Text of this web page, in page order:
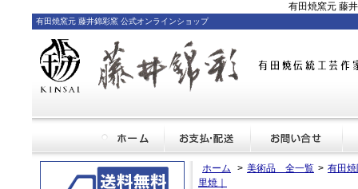
有田焼窯元 藤
有田焼窯元 藤井錦彩窯 公式オンラインショップ
ホーム > 美術品 全一覧 > 有田
里焼｜